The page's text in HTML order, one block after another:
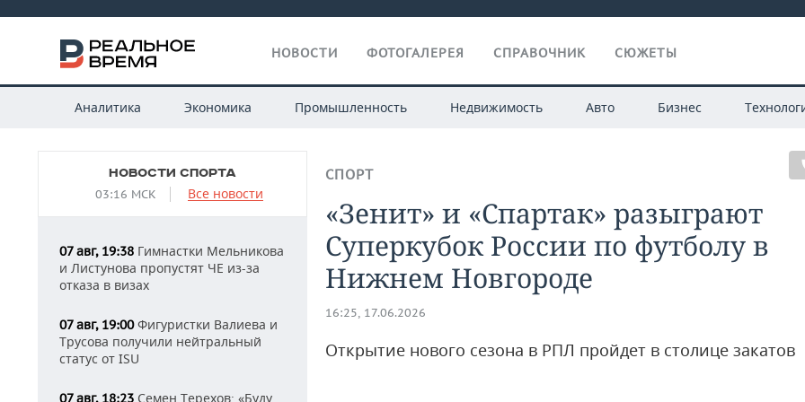
НОВОСТИ ФОТОГАЛЕРЕЯ СПРАВОЧНИК СЮЖЕТЫ
Аналитика Экономика Промышленность Недвижимость Авто Бизнес
НОВОСТИ СПОРТА
03:16 МСК Все новости
07 авг, 19:38 Гимнастки Мельникова
и Листунова пропустят ЧЕ из-за
отказа в визах
07 авг, 19:00Фигуристки Валиева и
Трусова получили нейтральный
статус от ISU
07 авг, 18:23 Семен Терехов: «Буду
СПОРТ
«Зенит» и «Спартак» разыграют
Суперкубок России по футболу в
Нижнем Новгороде
16:25, 17.06.2026
Открытие нового сезона в РПЛ пройдет в столице закатов